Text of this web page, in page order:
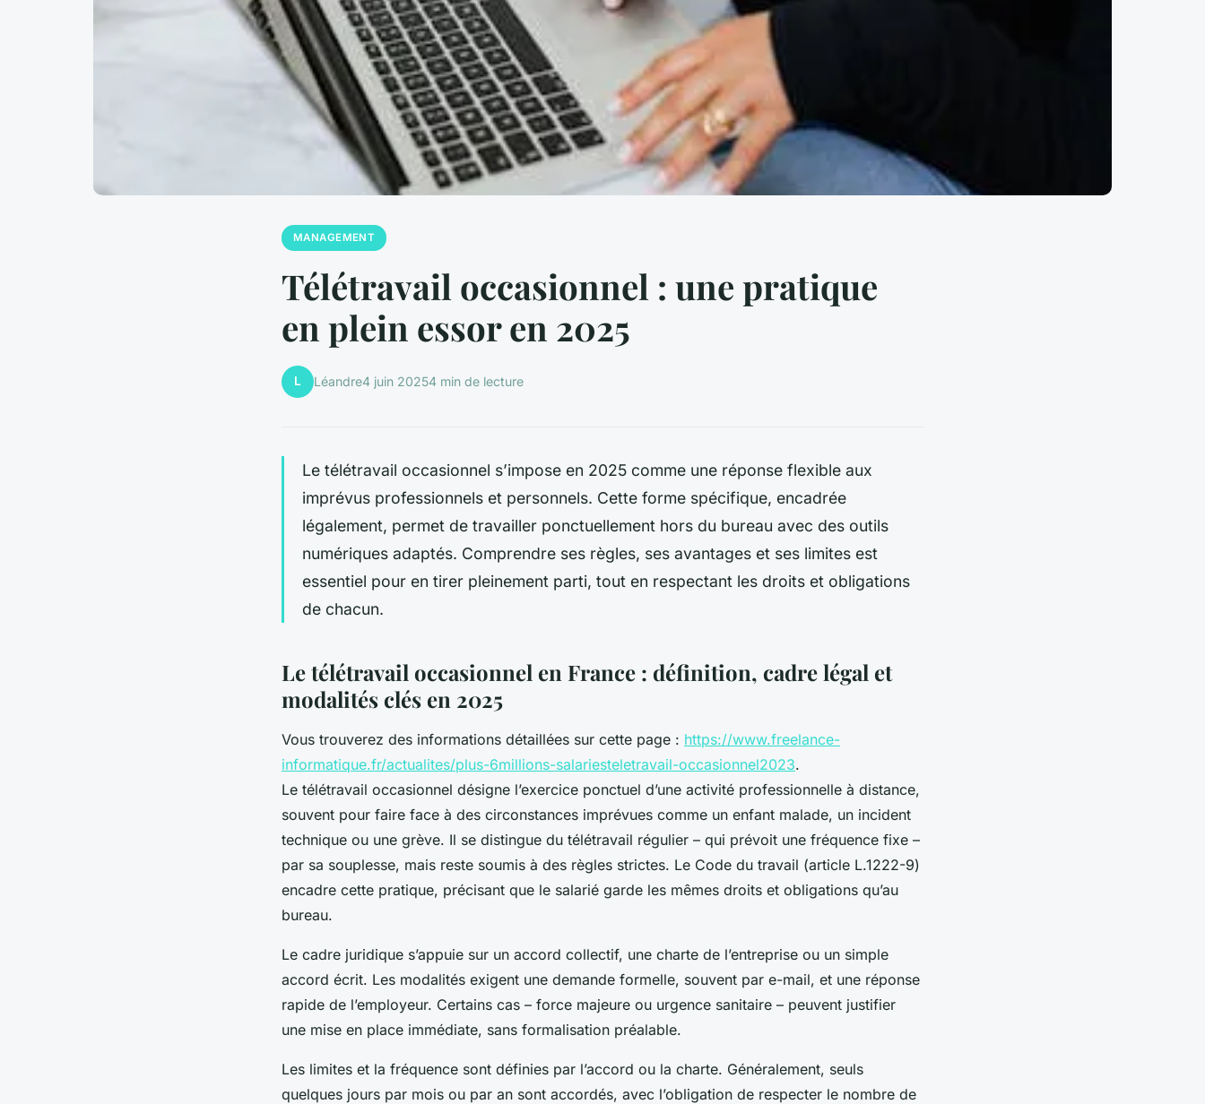
MANAGEMENT
Télétravail occasionnel : une pratique
en plein essor en 2025
L Léandre4 juin 20254 min de lecture
Le télétravail occasionnel s’impose en 2025 comme une réponse flexible aux
imprévus professionnels et personnels. Cette forme spécifique, encadrée
légalement, permet de travailler ponctuellement hors du bureau avec des outils
numériques adaptés. Comprendre ses règles, ses avantages et ses limites est
essentiel pour en tirer pleinement parti, tout en respectant les droits et obligations
de chacun.
Le télétravail occasionnel en France : définition, cadre légal et
modalités clés en 2025
Vous trouverez des informations détaillées sur cette page : https://www.freelance-
informatique.fr/actualites/plus-6millions-salariesteletravail-occasionnel2023.
Le télétravail occasionnel désigne l’exercice ponctuel d’une activité professionnelle à distance,
souvent pour faire face à des circonstances imprévues comme un enfant malade, un incident
technique ou une grève. Il se distingue du télétravail régulier – qui prévoit une fréquence fixe –
par sa souplesse, mais reste soumis à des règles strictes. Le Code du travail (article L.1222-9)
encadre cette pratique, précisant que le salarié garde les mêmes droits et obligations qu’au
bureau.
Le cadre juridique s’appuie sur un accord collectif, une charte de l’entreprise ou un simple
accord écrit. Les modalités exigent une demande formelle, souvent par e-mail, et une réponse
rapide de l’employeur. Certains cas – force majeure ou urgence sanitaire – peuvent justifier
une mise en place immédiate, sans formalisation préalable.
Les limites et la fréquence sont définies par l’accord ou la charte. Généralement, seuls
quelques jours par mois ou par an sont accordés, avec l’obligation de respecter le nombre de